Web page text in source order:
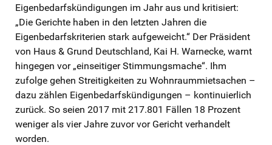
Eigenbedarfskündigungen im Jahr aus und kritisiert:
„Die Gerichte haben in den letzten Jahren die
Eigenbedarfskriterien stark aufgeweicht.“ Der Präsident
von Haus & Grund Deutschland, Kai H. Warnecke, warnt
hingegen vor „einseitiger Stimmungsmache“. Ihm
zufolge gehen Streitigkeiten zu Wohnraummietsachen –
dazu zählen Eigenbedarfskündigungen – kontinuierlich
zurück. So seien 2017 mit 217.801 Fällen 18 Prozent
weniger als vier Jahre zuvor vor Gericht verhandelt
worden.